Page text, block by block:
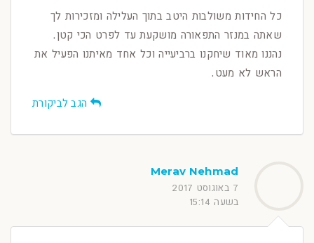
כל החידות משולבות היטב בתוך העלילה ומזכירות לך
שאתה במנזר התפאורה מושקעת עד לפרט הכי קטן.
נהננו מאוד שיחקנו ברביעייה וכל אחד מאיתנו הפעיל את
הראש לא מעט.
הגב לביקורת
Merav Nehmad
7 באוגוסט 2017
בשעה 15:14